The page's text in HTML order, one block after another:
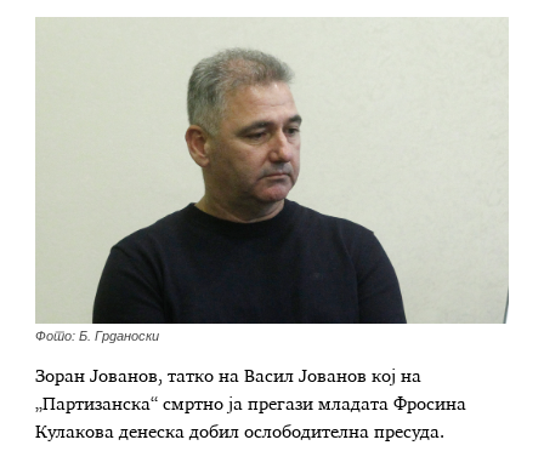
Фото: Б. Грданоски
Зоран Јованов, татко на Васил Јованов кој на
„Партизанска“ смртно ја прегази младата Фросина
Кулакова денеска добил ослободителна пресуда.